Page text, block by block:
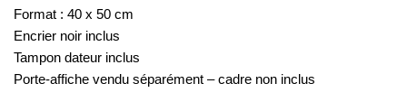
Format : 40 x 50 cm
Encrier noir inclus
Tampon dateur inclus
Porte-affiche vendu séparément – cadre non inclus